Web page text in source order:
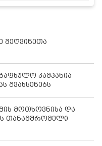
მეღვინეთა
კამპანია
გვახსენებს
მოთხოვნისა და
თანამშრომელი